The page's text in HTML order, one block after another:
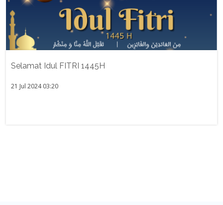
Selamat Idul FITRI 1445H
21 Jul 2024 03:20